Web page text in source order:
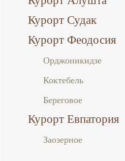
Курорт Судак
Курорт Феодосия
Орджоникидзе
Коктебель
Береговое
Курорт Евпатория
Заозерное